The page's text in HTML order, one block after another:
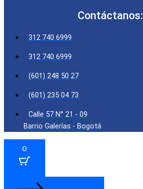
Contáctanos:
312 740 6999
312 740 6999
(601) 248 50 27
(601) 235 04 73
Calle 57 N° 21 - 09
Barrio Galerías - Bogotá
0